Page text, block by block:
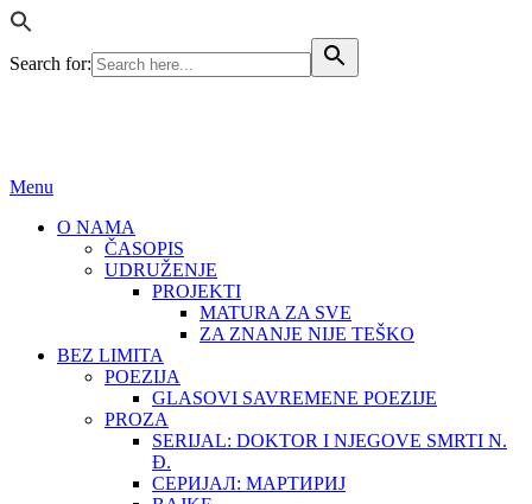
Search for:
Menu
O NAMA
ČASOPIS
UDRUŽENJE
PROJEKTI
MATURA ZA SVE
ZA ZNANJE NIJE TEŠKO
BEZ LIMITA
POEZIJA
GLASOVI SAVREMENE POEZIJE
PROZA
SERIJAL: DOKTOR I NJEGOVE SMRTI N.
Đ.
СЕРИЈАЛ: МАРТИРИЈ